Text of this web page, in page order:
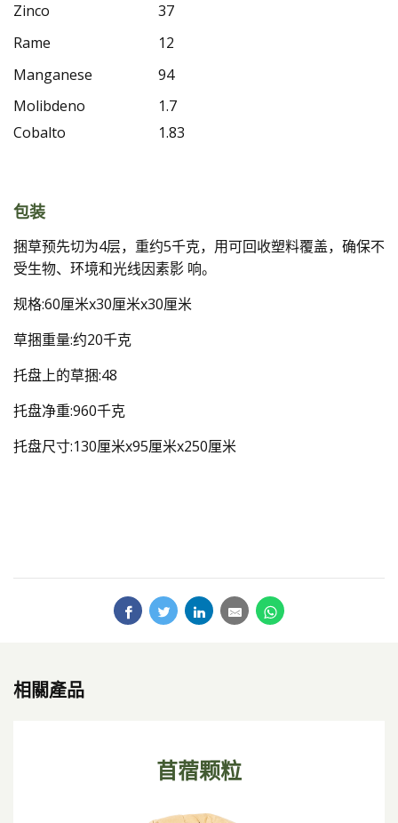
Zinco
37
Rame
12
Manganese
94
Molibdeno
1.7
Cobalto
1.83
包装
捆草预先切为4层，重约5千克，用可回收塑料覆盖，确保不
受生物、环境和光线因素影 响。
规格:60厘米x30厘米x30厘米
草捆重量:约20千克
托盘上的草捆:48
托盘净重:960千克
托盘尺寸:130厘米x95厘米x250厘米
相關產品
苜蓿颗粒